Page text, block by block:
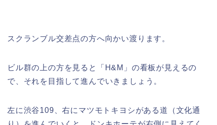
スクランブル交差点の方へ向かい渡ります。
ビル群の上の方を見ると「H&M」の看板が見えるの
で、それを目指して進んでいきましょう。
左に渋谷109、右にマツモトキヨシがある道（文化通